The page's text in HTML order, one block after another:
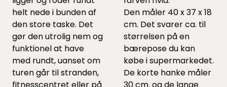
helt nede i bunden af
den store taske. Det
gør den utrolig nem og
funktionel at have
med rundt, uanset om
turen går til stranden,
fitnesscentret eller på
Den måler 40 x 37 x 18
cm. Det svarer ca. til
størrelsen på en
bærepose du kan
købe i supermarkedet.
De korte hanke måler
30 cm. og de lange